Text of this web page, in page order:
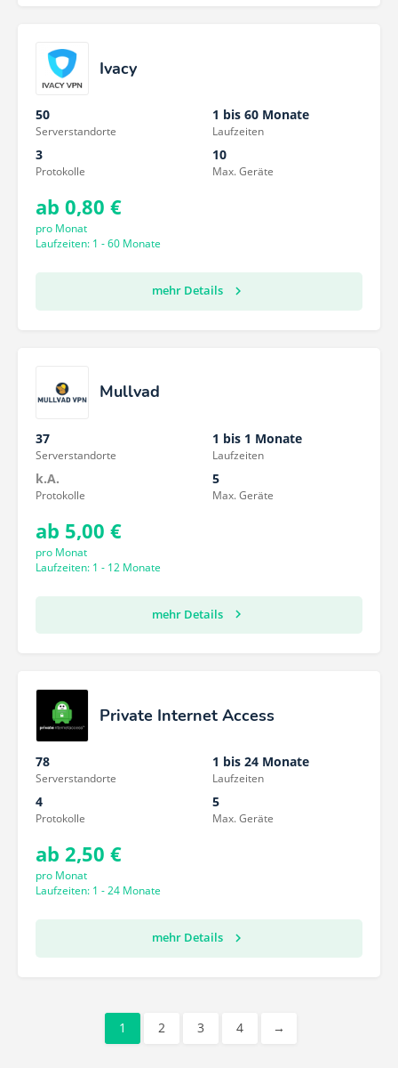
Ivacy
50
Serverstandorte
1 bis 60 Monate
Laufzeiten
3
Protokolle
10
Max. Geräte
ab 0,80 €
pro Monat
Laufzeiten: 1 - 60 Monate
mehr Details
Mullvad
37
Serverstandorte
1 bis 1 Monate
Laufzeiten
k.A.
Protokolle
5
Max. Geräte
ab 5,00 €
pro Monat
Laufzeiten: 1 - 12 Monate
mehr Details
Private Internet Access
78
Serverstandorte
1 bis 24 Monate
Laufzeiten
4
Protokolle
5
Max. Geräte
ab 2,50 €
pro Monat
Laufzeiten: 1 - 24 Monate
mehr Details
1 2 3 4 →